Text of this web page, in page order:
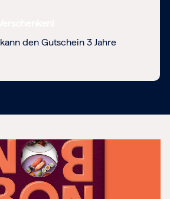
den Gutschein 3 Jahre